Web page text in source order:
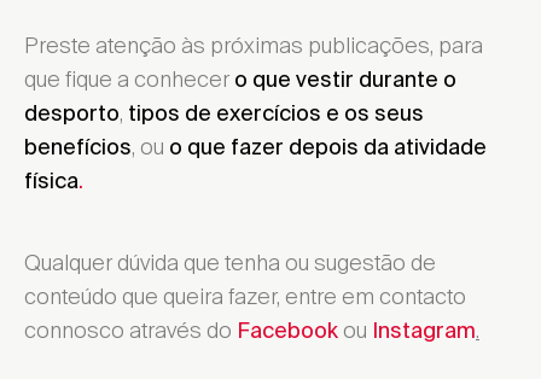
Preste atenção às próximas publicações, para
que fique a conhecer o que vestir durante o
desporto, tipos de exercícios e os seus
benefícios, ou o que fazer depois da atividade
física.
Qualquer dúvida que tenha ou sugestão de
conteúdo que queira fazer, entre em contacto
connosco através do Facebook ou Instagram.